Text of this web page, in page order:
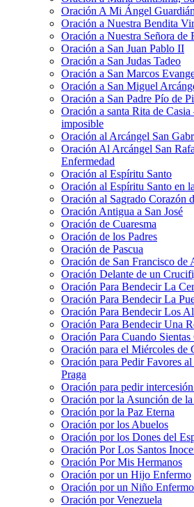
Oración A Mi Ángel Guardián
Oración a Nuestra Bendita
Oración a Nuestra Señora de
Oración a San Juan Pablo II
Oración a San Judas Tadeo
Oración a San Marcos
Oración a San Miguel
Oración a San Padre Pío de
Oración a santa Rita de
imposible
Oración al Arcángel San
Oración Al Arcángel San
Enfermedad
Oración al Espíritu Santo
Oración al Espíritu Santo en
Oración al Sagrado Corazón
Oración Antigua a San José
Oración de Cuaresma
Oración de los Padres
Oración de Pascua
Oración de San Francisco de
Oración Delante de un
Oración Para Bendecir La
Oración Para Bendecir La
Oración Para Bendecir Los
Oración Para Bendecir Una
Oración Para Cuando
Oración para el Miércoles de
Oración para Pedir Favores
Praga
Oración para pedir
Oración por la Asunción de
Oración por la Paz Eterna
Oración por los Abuelos
Oración por los Dones del
Oración Por Los Santos
Oración Por Mis Hermanos
Oración por un Hijo Enfermo
Oración por un Niño Enfermo
Oración por Venezuela